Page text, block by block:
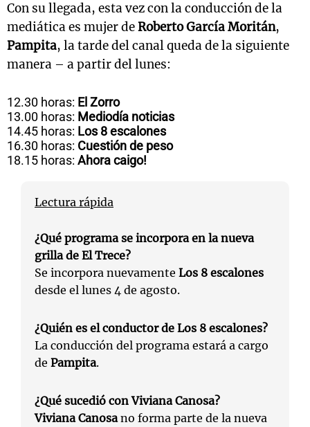
Con su llegada, esta vez con la conducción de la
mediática es mujer deRoberto García Moritán,
Pampita, la tarde del canal queda de la siguiente
manera – a partir del lunes:
12.30 horas: El Zorro
13.00 horas: Mediodía noticias
14.45 horas: Los 8 escalones
16.30 horas: Cuestión de peso
18.15 horas: Ahora caigo!
Lectura rápida
¿Qué programa se incorpora en la nueva
grilla de El Trece?
Se incorpora nuevamente Los 8 escalones
desde el lunes 4 de agosto.
¿Quién es el conductor de Los 8 escalones?
La conducción del programa estará a cargo
de Pampita.
¿Qué sucedió con Viviana Canosa?
Viviana Canosano forma parte de la nueva